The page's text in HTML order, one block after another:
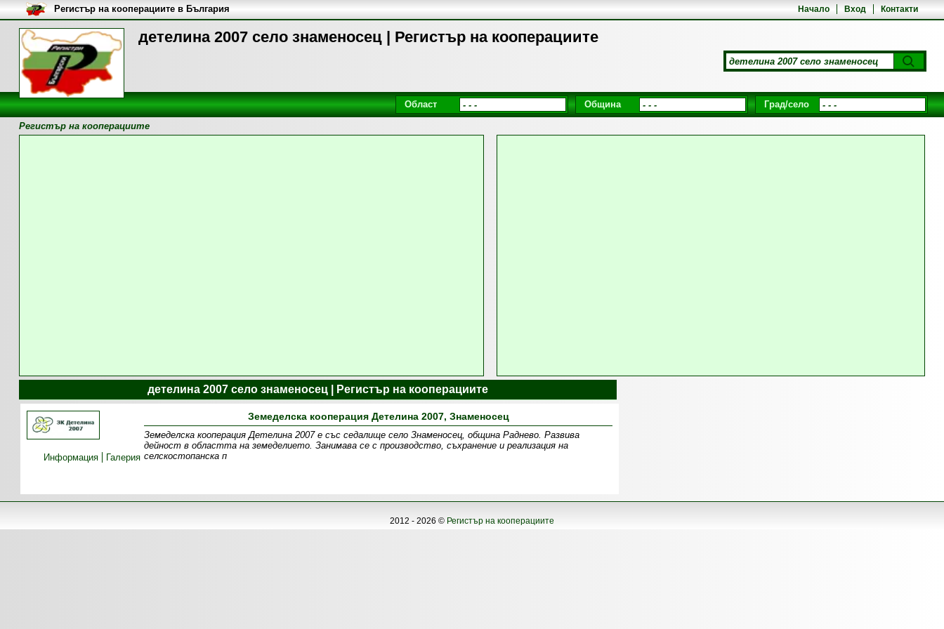
детелина 2007 село знаменосец | Регистър на кооперациите
Начало Вход Контакти
Регистър на кооперациите в България
Област Община Град/село
Регистър на кооперациите
детелина 2007 село знаменосец | Регистър на кооперациите
Земеделска кооперация Детелина 2007, Знаменосец
Земеделска кооперация Детелина 2007 е със седалище село Знаменосец, община Раднево. Развива
дейност в областта на земеделието. Занимава се с производство, съхранение и реализация на
селскостопанска п
Информация Галерия
2012 - 2026 © Регистър на кооперациите